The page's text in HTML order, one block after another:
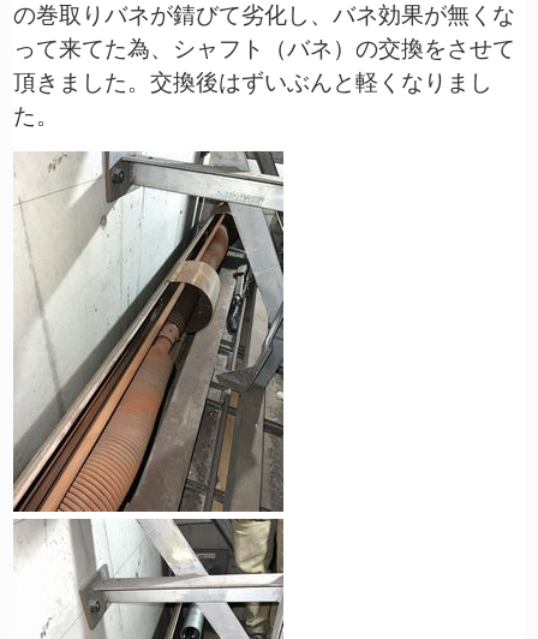
の巻取りバネが錆びて劣化し、バネ効果が無くな
って来てた為、シャフト（バネ）の交換をさせて
頂きました。交換後はずいぶんと軽くなりまし
た。